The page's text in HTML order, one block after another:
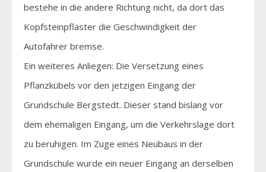
bestehe in die andere Richtung nicht, da dort das
Kopfsteinpflaster die Geschwindigkeit der
Autofahrer bremse.
Ein weiteres Anliegen: Die Versetzung eines
Pflanzkübels vor den jetzigen Eingang der
Grundschule Bergstedt. Dieser stand bislang vor
dem ehemaligen Eingang, um die Verkehrslage dort
zu beruhigen. Im Zuge eines Neubaus in der
Grundschule wurde ein neuer Eingang an derselben